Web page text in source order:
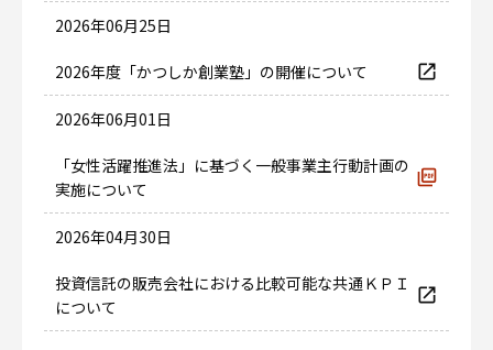
2026年06月25日
2026年度「かつしか創業塾」の開催について
2026年06月01日
「女性活躍推進法」に基づく一般事業主行動計画の
実施について
2026年04月30日
投資信託の販売会社における比較可能な共通ＫＰＩ
について